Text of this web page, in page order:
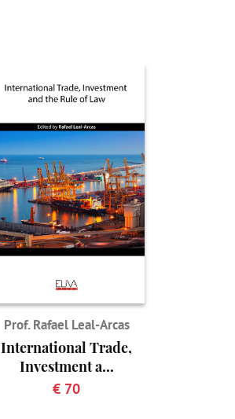
Prof. Rafael Leal-Arcas
International Trade,
Investment a...
€ 70